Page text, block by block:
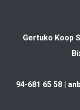
Gertuko Koop
94-681 65 58 |